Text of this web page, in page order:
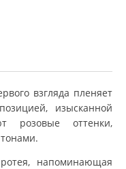
взгляда пленяет
изысканной
розовые оттенки,
напоминающая